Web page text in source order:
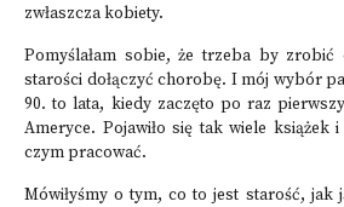
zwłaszcza kobiety.
Pomyślałam sobie, że trzeba by
starości dołączyć chorobę. I mój wybór
90. to lata, kiedy zaczęto po raz
Ameryce. Pojawiło się tak wiele książek
czym pracować.
Mówiłyśmy o tym, co to jest starość, jak